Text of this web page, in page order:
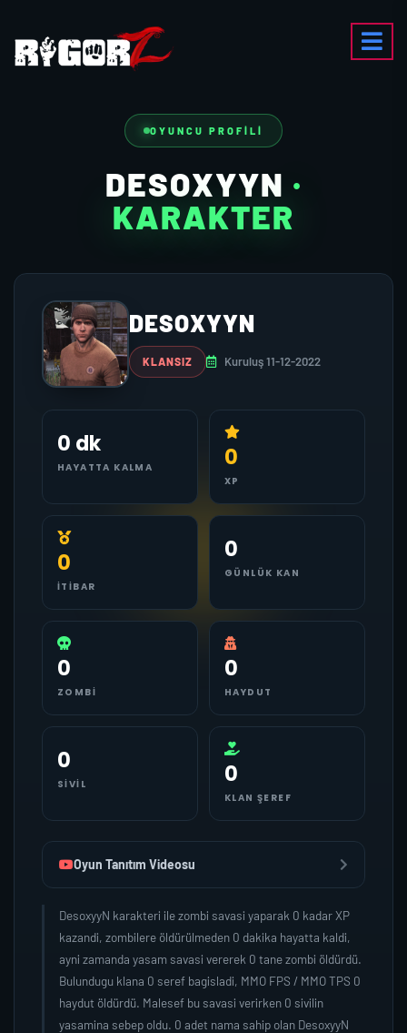
OYUNCU PROFILI
DESOXYYN ·
KARAKTER
DESOXYYN
KLANSIZ Kuruluş 11-12-2022
0 dk
HAYATTA KALMA 0
XP
0
İTIBAR
0
GÜNLÜK KAN
0
ZOMBI
0
HAYDUT
0
SIVIL 0
KLAN ŞEREF
Oyun Tanıtım Videosu
DesoxyyN karakteri ile zombi savasi yaparak 0 kadar XP
kazandi, zombilere öldürülmeden 0 dakika hayatta kaldi,
ayni zamanda yasam savasi vererek 0 tane zombi öldürdü.
Bulundugu klana 0 seref bagisladi, MMO FPS / MMO TPS 0
haydut öldürdü. Malesef bu savasi verirken 0 sivilin
yasamina sebep oldu. 0 adet nama sahip olan DesoxyyN